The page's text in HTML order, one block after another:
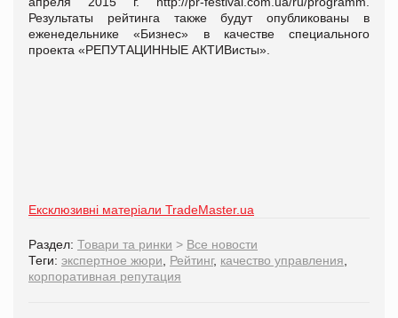
Результаты рейтинга также будут опубликованы в
еженедельнике «Бизнес» в качестве специального
проекта «РЕПУТАЦИННЫЕ АКТИВисты».
Ексклюзивні матеріали TradeMaster.ua
Раздел: Товари та ринки > Все новости
Теги: экспертное жюри Рейтинг, качество управления
корпоративная репутация